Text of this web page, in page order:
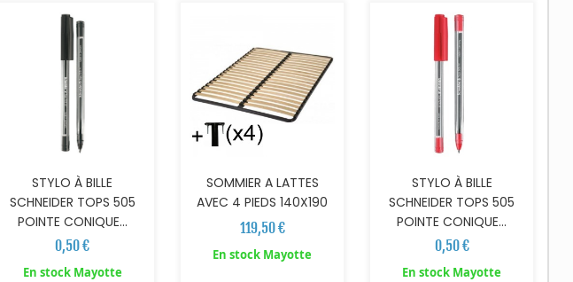
STYLO À BILLE
SCHNEIDER TOPS 505
POINTE CONIQUE...
0,50 €
En stock Mayotte
SOMMIER A LATTES
AVEC 4 PIEDS 140X190
119,50 €
En stock Mayotte
STYLO À BILLE
SCHNEIDER TOPS 505
POINTE CONIQUE...
0,50 €
En stock Mayotte